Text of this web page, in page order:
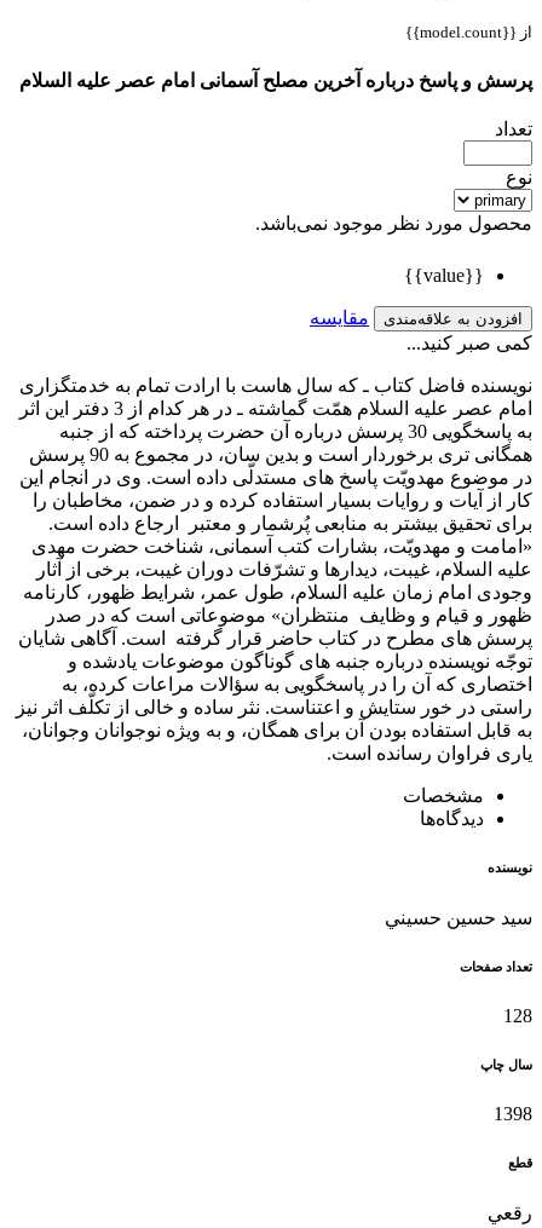
از {{model.count}}
پرسش و پاسخ درباره آخرین مصلح آسمانی امام عصر علیه السلام
تعداد
نوع
محصول مورد نظر موجود نمی‌باشد.
{{value}}
افزودن به علاقه‌مندی
مقایسه
کمی صبر کنید...
نويسنده‏ فاضل كتاب‏ ـ كه سال‏ هاست با ارادت تمام به خدمت‏گزارى
امام‏ عصر عليه‏ السلام همّت گماشته‏ ـ در هر كدام از 3 دفتر اين اثر
به پاسخ‏گويى 30 پرسش درباره‏ آن‏ حضرت پرداخته كه از جنبه‏
همگانى‏ ترى برخوردار است و بدين‏ سان، در مجموع به 90 پرسش
در موضوع مهدويّت پاسخ‏ هاى مستدلّى داده است. وى در انجام اين
كار از آيات و روايات بسيار استفاده كرده و در ضمن، مخاطبان را
براى تحقيق بيشتر به منابعى پُرشمار و معتبر ارجاع داده است.
«امامت و مهدويّت، بشارات كتب آسمانى، شناخت حضرت مهدى
عليه‏ السلام، غيبت، ديدارها و تشرّفات دوران غيبت، برخى از آثار
وجودى امام زمان عليه‏ السلام، طول عمر، شرايط ظهور، كارنامه‏
ظهور و قيام و وظايف منتظران» موضوعاتى است كه در صدر
پرسش ‏هاى مطرح در كتاب حاضر قرار گرفته است. آگاهى شايان
توجّه نويسنده درباره‏ جنبه‏ هاى گوناگون موضوعات يادشده و
اختصارى كه آن را در پاسخ‏گويى به سؤالات مراعات كرده، به
راستى در خور ستايش و اعتناست. نثر ساده و خالى از تكلّف اثر نيز
به قابل استفاده بودن آن براى همگان، و به‏ ويژه نوجوانان وجوانان،
يارى فراوان رسانده است.
مشخصات
دیدگاه‌ها
نويسنده
سيد حسين حسيني
تعداد صفحات
128
سال چاپ
1398
قطع
رقعي